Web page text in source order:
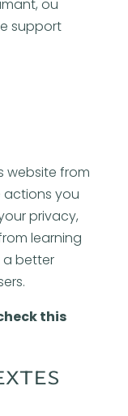
ou
support
website from
you
privacy,
learning
better
this